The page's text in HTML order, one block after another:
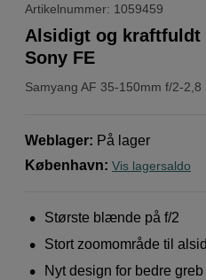
Artikelnummer: 1059459
Samyang AF 35-150mm f/2-2,8
Alsidigt og kraftfuldt
Sony FE
Weblager: På lager
København: Vis lagersaldo
Største blænde på f/2
Stort zoomområde til
Nyt design for bedre